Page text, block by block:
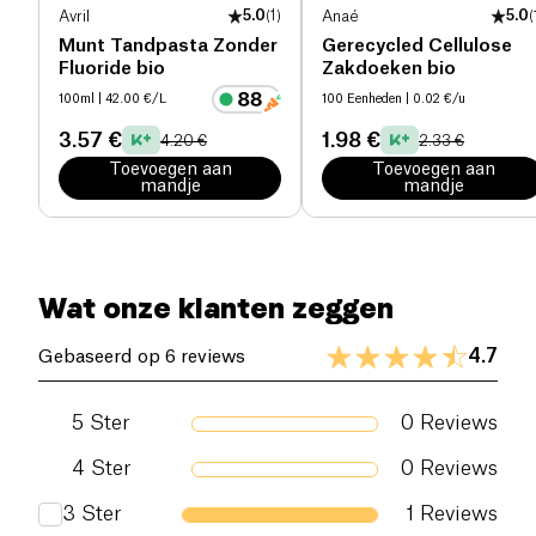
Avril 5.0(1 )
Munt Tandpasta Zonder
Fluoride bio
100ml | 42.00 €/L
3.57 € 4.20 €
Toevoegen aan
mandje
Anaé 5.0(
Gerecycled Cellulose
Zakdoeken bio
100 Eenheden | 0.02 €/u
1.98 € 2.33 €
Toevoegen aan
mandje
Wat onze klanten zeggen
Gebaseerd op 6 reviews 4.7
5 Ster 0 Reviews
4 Ster 0 Reviews
3 Ster 1 Reviews